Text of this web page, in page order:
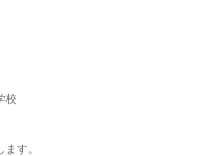
校
す。